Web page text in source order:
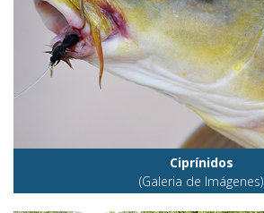
Ciprínidos
(Galeria de Imágenes)